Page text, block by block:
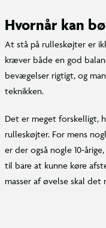
Hvornår kan
At stå på rulleskøjter er
kræver både en god
bevægelser rigtigt, og
teknikken.
Det er meget forskelligt,
rulleskøjter. For mens
er der også nogle 10-
til bare at kunne køre
masser af øvelse skal det